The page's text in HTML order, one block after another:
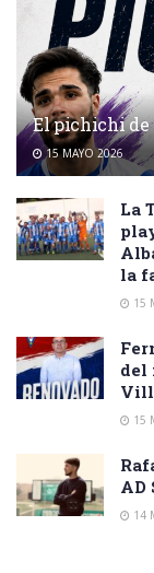
El pichichi de
15 MAYO 2026
La
la
15
del
15
AD
14